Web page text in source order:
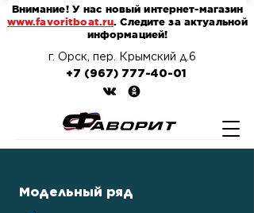
г. Орск, пер. Крымский д.6
+7 (967) 777-40-01
Внимание! У нас новый интернет-магазин
www.favoritboat.ru. Следите за актуальной
информацией!
Модельный ряд